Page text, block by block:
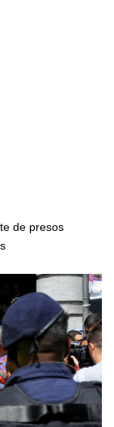
de presos